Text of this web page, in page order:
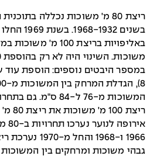
ריצת 80 מ' משוכות נכללה
בשנים 1968-
המשוכות מ-76 ל-84
ריצת
גבהי משוכות ומרחקים בין